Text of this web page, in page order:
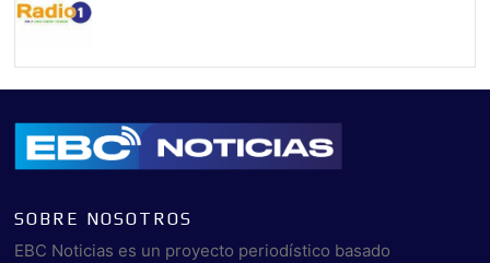
SOBRE NOSOTROS
EBC Noticias es un proyecto periodístico basado